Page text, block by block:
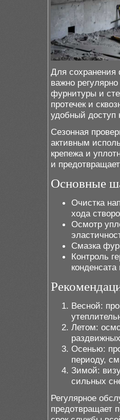
Для сохранения
важно
фурнитуры и
протечек и
удобный доступ
Сезонная
активным
крепежа и
и
Основные
Очистка
хода
Осмотр
Смазка
Контроль
Весной:
Летом:
Осенью:
периоду,
Зимой:
сильных
Регулярное
предотвращает